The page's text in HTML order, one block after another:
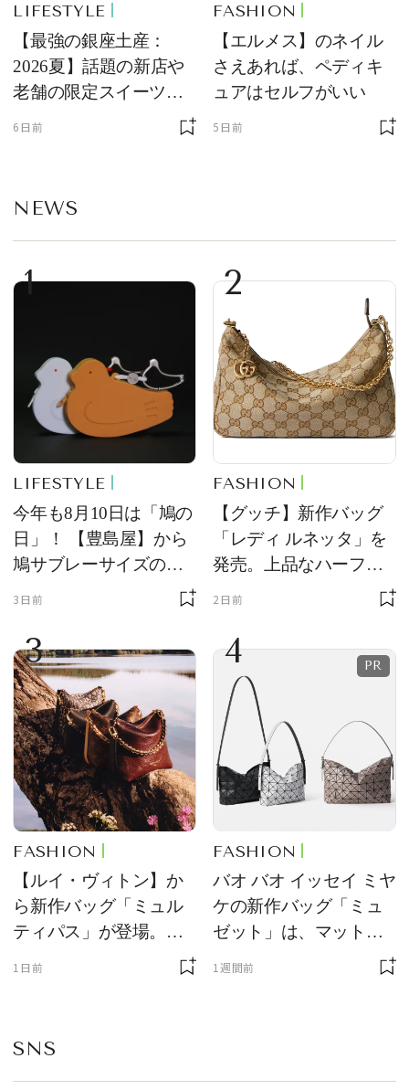
LIFESTYLE
【最強の銀座土産：
2026夏】話題の新店や
老舗の限定スイーツを
ゲット【＃SPURおやつ
6日前
FASHION
【エルメス】のネイル
さえあれば、ペディキ
ュアはセルフがいい
5日前
NEWS
1
LIFESTYLE
今年も8月10日は「鳩の
日」！ 【豊島屋】から
鳩サブレーサイズのポ
ーチ「はとっこ」を限
3日前
2
FASHION
【グッチ】新作バッグ
「レディ ルネッタ」を
発売。上品なハーフム
ーン型がスタイリング
2日前
3
FASHION
【ルイ・ヴィトン】か
ら新作バッグ「ミュル
ティパス」が登場。ミ
ニサイズもラインナッ
1日前
4
FASHION
バオ バオ イッセイ ミヤ
ケの新作バッグ「ミュ
ゼット」は、マットな
1週間前
SNS